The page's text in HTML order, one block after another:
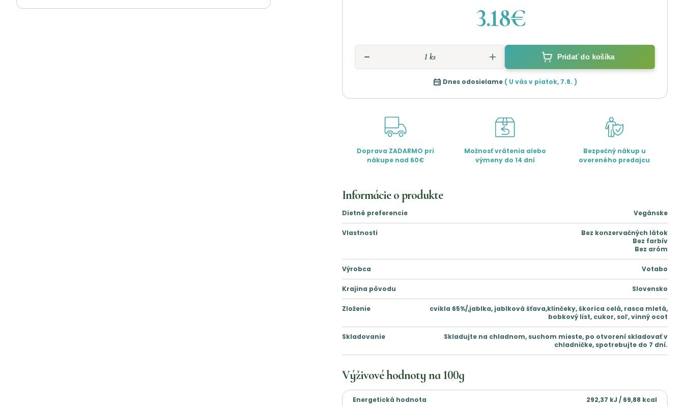
3.18€
Pridať do košíka
Dnes odosielame ( U vás v piatok, 7.8. )
Doprava ZADARMO pri
nákupe nad 60€
Možnosť vrátenia alebo
výmeny do 14 dní
Bezpečný nákup u
overeného predajcu
Informácie o produkte
Dietné preferencie Vegánske
Vlastnosti
Bez konzervačných látok
Bez farbív
Bez aróm
Výrobca Votabo
Krajina pôvodu Slovensko
Zloženie
cvikla 65%/,jablka, jablková šťava,klinčeky, škorica celá, rasca mletá,
bobkový list, cukor, soľ, vinný ocot
Skladovanie
Skladujte na chladnom, suchom mieste, po otvorení skladovať v
chladničke, spotrebujte do 7 dní.
Výživové hodnoty na100g
Energetická hodnota 292,37 kJ / 69,88 kcal